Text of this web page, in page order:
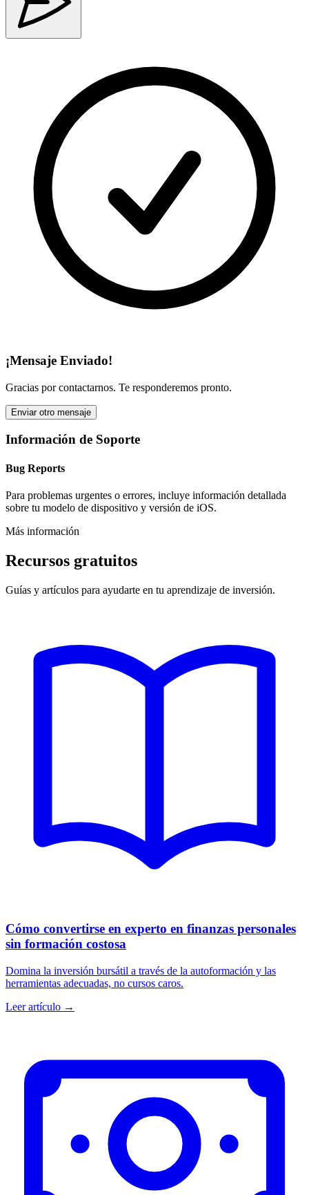
¡Mensaje Enviado!
Gracias por contactarnos. Te responderemos pronto.
Enviar otro mensaje
Información de Soporte
Bug Reports
Para problemas urgentes o errores, incluye información detallada
sobre tu modelo de dispositivo y versión de iOS.
Más información
Recursos gratuitos
Guías y artículos para ayudarte en tu aprendizaje de inversión.
Cómo convertirse en experto en finanzas personales
sin formación costosa
Domina la inversión bursátil a través de la autoformación y las
herramientas adecuadas, no cursos caros.
Leer artículo →